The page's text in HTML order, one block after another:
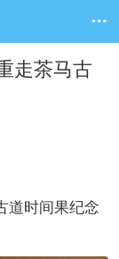

走茶马古
道时间果纪念